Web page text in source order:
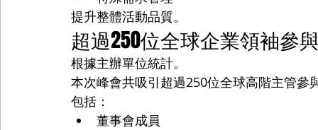
提升整體活動品質。
超過250位全球企業領袖參
根據主辦單位統計。
本次峰會共吸引超過250位全球高階主管參
包括：
董事會成員